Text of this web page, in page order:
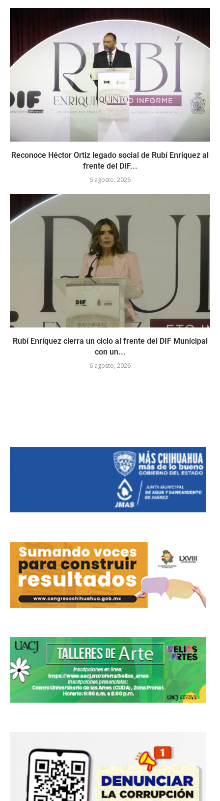
Reconoce Héctor Ortiz legado social de Rubí Enríquez al
frente del DIF...
6 agosto, 2026
Rubí Enríquez cierra un ciclo al frente del DIF Municipal
con un...
6 agosto, 2026